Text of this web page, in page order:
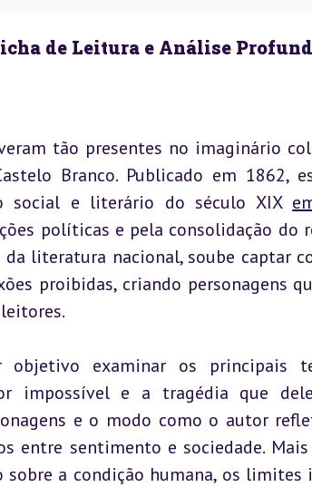
de Leitura e Análise
tão presentes no imaginário
Branco. Publicado em 1862,
social e literário do século XIX
políticas e pela consolidação do
literatura nacional, soube captar
proibidas, criando personagens
objetivo examinar os principais
impossível e a tragédia que
e o modo como o autor
entre sentimento e sociedade.
sobre a condição humana, os